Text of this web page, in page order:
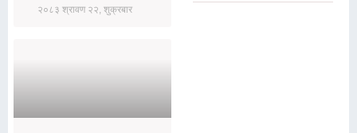
२०८३ श्रावण २२, शुक्रबार